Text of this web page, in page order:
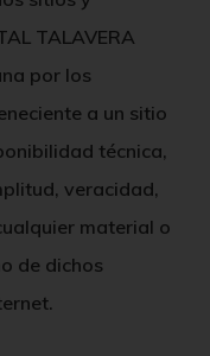
TALAVERA
por los
a un sitio
técnica,
veracidad,
material o
de dichos